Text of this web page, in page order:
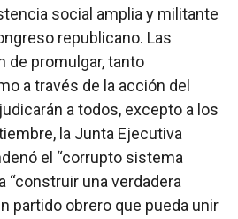
social amplia y militante
republicano. Las
de promulgar, tanto
a través de la acción del
a todos, excepto a los
la Junta Ejecutiva
el “corrupto sistema
“construir una verdadera
partido obrero que pueda unir